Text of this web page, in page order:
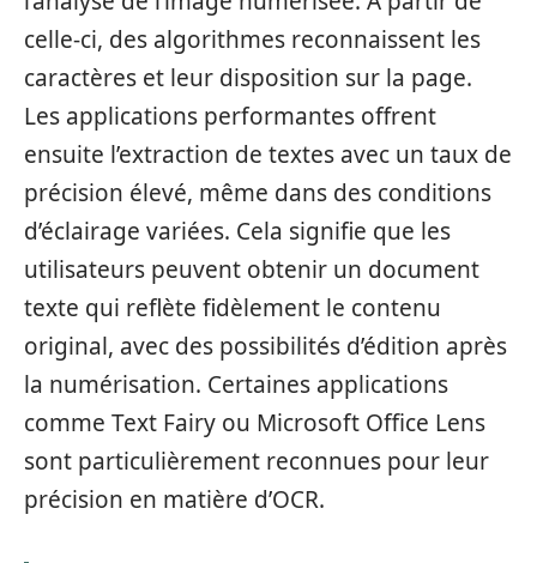
celle-ci, des algorithmes reconnaissent les
caractères et leur disposition sur la page.
Les applications performantes offrent
ensuite l’extraction de textes avec un taux de
précision élevé, même dans des conditions
d’éclairage variées. Cela signifie que les
utilisateurs peuvent obtenir un document
texte qui reflète fidèlement le contenu
original, avec des possibilités d’édition après
la numérisation. Certaines applications
comme Text Fairy ou Microsoft Office Lens
sont particulièrement reconnues pour leur
précision en matière d’OCR.